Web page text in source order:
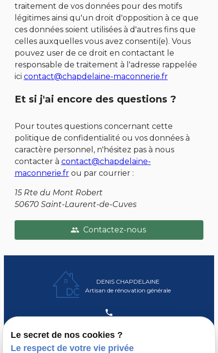
traitement de vos données pour des motifs
légitimes ainsi qu'un droit d'opposition à ce que
ces données soient utilisées à d'autres fins que
celles auxquelles vous avez consenti(e). Vous
pouvez user de ce droit en contactant le
responsable de traitement à l'adresse rappelée
ici contact@chapdelaine-maconnerie.fr
Et si j'ai encore des questions ?
Pour toutes questions concernant cette
politique de confidentialité ou vos données à
caractère personnel, n'hésitez pas à nous
contacter à contact@chapdelaine-
maconnerie.frou par courrier :
15 Rte du Mont Robert
50670 Saint-Laurent-de-Cuves
people Contactez-nous
DENIS CHAPDELAINE
Artisan de rénovation générale
Le secret de nos cookies ?
Le respect de votre vie privée